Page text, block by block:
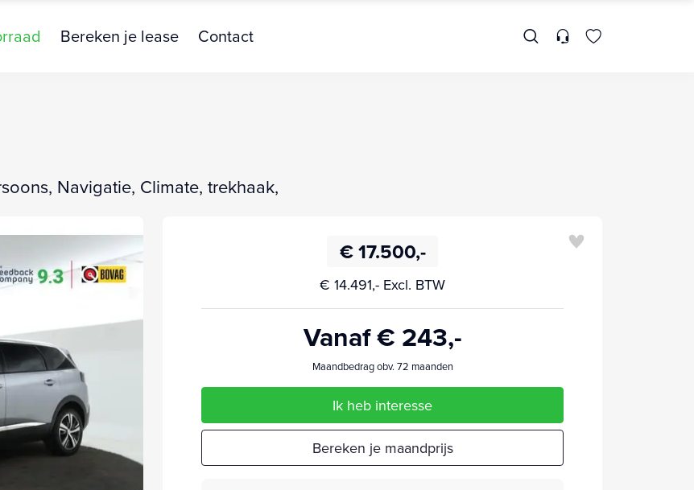
Bereken je lease Contact
Navigatie, Climate, trekhaak,
€ 17.500,-
€ 14.491,- Excl. BTW
Vanaf € 243,-
Maandbedrag obv. 72 maanden
Ik heb interesse
Bereken je maandprijs